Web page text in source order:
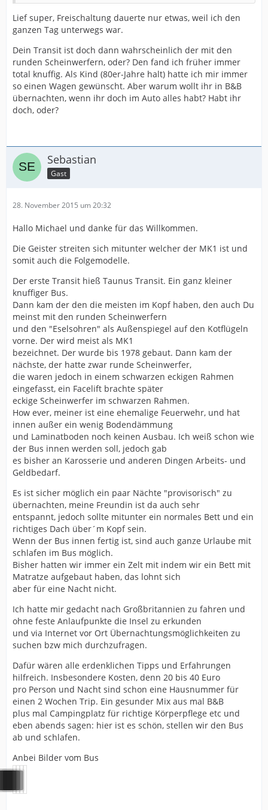
Lief super, Freischaltung dauerte nur etwas, weil ich den
ganzen Tag unterwegs war.
Dein Transit ist doch dann wahrscheinlich der mit den
runden Scheinwerfern, oder? Den fand ich früher immer
total knuffig. Als Kind (80er-Jahre halt) hatte ich mir immer
so einen Wagen gewünscht. Aber warum wollt ihr in B&B
übernachten, wenn ihr doch im Auto alles habt? Habt ihr
doch, oder?
Sebastian
Gast
28. November 2015 um 20:32
Hallo Michael und danke für das Willkommen.
Die Geister streiten sich mitunter welcher der MK1 ist und
somit auch die Folgemodelle.
Der erste Transit hieß Taunus Transit. Ein ganz kleiner
knuffiger Bus.
Dann kam der den die meisten im Kopf haben, den auch Du
meinst mit den runden Scheinwerfern
und den "Eselsohren" als Außenspiegel auf den Kotflügeln
vorne. Der wird meist als MK1
bezeichnet. Der wurde bis 1978 gebaut. Dann kam der
nächste, der hatte zwar runde Scheinwerfer,
die waren jedoch in einem schwarzen eckigen Rahmen
eingefasst, ein Facelift brachte später
eckige Scheinwerfer im schwarzen Rahmen.
How ever, meiner ist eine ehemalige Feuerwehr, und hat
innen außer ein wenig Bodendämmung
und Laminatboden noch keinen Ausbau. Ich weiß schon wie
der Bus innen werden soll, jedoch gab
es bisher an Karosserie und anderen Dingen Arbeits- und
Geldbedarf.
Es ist sicher möglich ein paar Nächte "provisorisch" zu
übernachten, meine Freundin ist da auch sehr
entspannt, jedoch sollte mitunter ein normales Bett und ein
richtiges Dach über´m Kopf sein.
Wenn der Bus innen fertig ist, sind auch ganze Urlaube mit
schlafen im Bus möglich.
Bisher hatten wir immer ein Zelt mit indem wir ein Bett mit
Matratze aufgebaut haben, das lohnt sich
aber für eine Nacht nicht.
Ich hatte mir gedacht nach Großbritannien zu fahren und
ohne feste Anlaufpunkte die Insel zu erkunden
und via Internet vor Ort Übernachtungsmöglichkeiten zu
suchen bzw mich durchzufragen.
Dafür wären alle erdenklichen Tipps und Erfahrungen
hilfreich. Insbesondere Kosten, denn 20 bis 40 Euro
pro Person und Nacht sind schon eine Hausnummer für
einen 2 Wochen Trip. Ein gesunder Mix aus mal B&B
plus mal Campingplatz für richtige Körperpflege etc und
eben abends sagen: hier ist es schön, stellen wir den Bus
ab und schlafen.
Anbei Bilder vom Bus